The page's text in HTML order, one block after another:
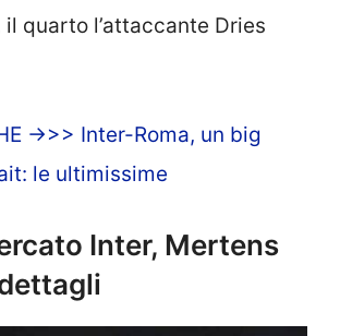
il quarto l’attaccante Dries
->>> Inter-Roma, un big
le ultimissime
Inter, Mertens